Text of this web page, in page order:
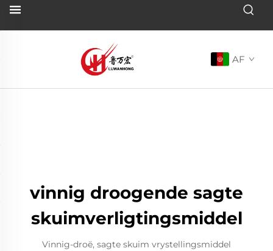
AF
vinnig droogende sagte
skuimverligtingsmiddel
Vinnig-droë, sagte skuim vrystellingsmiddel